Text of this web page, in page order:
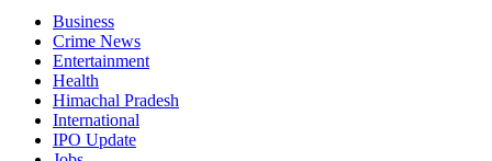
Business
Crime News
Entertainment
Health
Himachal Pradesh
International
IPO Update